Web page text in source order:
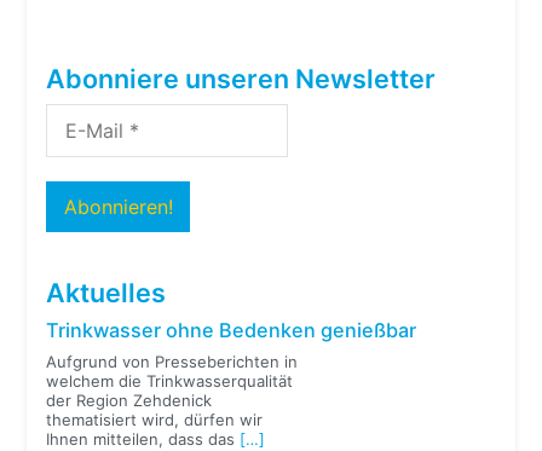
Abonniere unseren Newsletter
Aktuelles
Trinkwasser ohne Bedenken genießbar
Aufgrund von Presseberichten in
welchem die Trinkwasserqualität
der Region Zehdenick
thematisiert wird, dürfen wir
Ihnen mitteilen, dass das […]